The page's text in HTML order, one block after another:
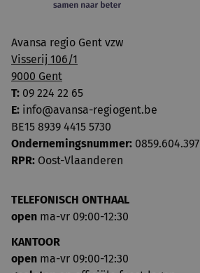
Avansa regio Gent vzw
Visserij 106/1
9000 Gent
T: 09 224 22 65
E: info@avansa-regiogent.be
BE15 8939 4415 5730
Ondernemingsnummer: 0859.604.397
RPR: Oost-Vlaanderen
TELEFONISCH ONTHAAL
open ma-vr 09:00-12:30
KANTOOR
open ma-vr 09:00-12:30